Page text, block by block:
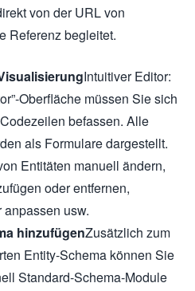
von der URL von
Referenz begleitet.
Intuitiver Editor:
Oberfläche müssen Sie sich
befassen. Alle
als Formulare dargestellt.
Entitäten manuell ändern,
oder entfernen,
usw.
hinzufügenZusätzlich zum
Entity-Schema können Sie
Standard-Schema-Module